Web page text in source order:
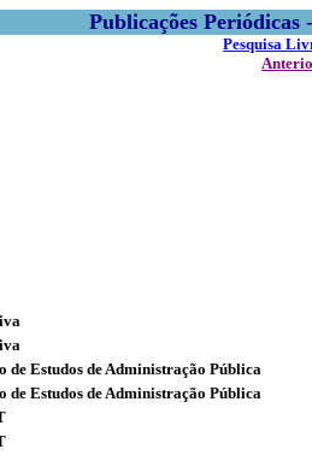
Publicações
Pesquisa
de Estudos de Administração Pública
de Estudos de Administração Pública